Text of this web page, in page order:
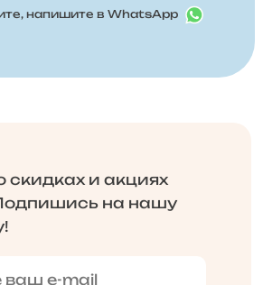
напишите в WhatsApp
скидках и акциях
на нашу